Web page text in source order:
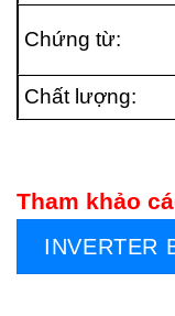
Chứng từ:
Chất lượng:
Tham khảo
INVERTER